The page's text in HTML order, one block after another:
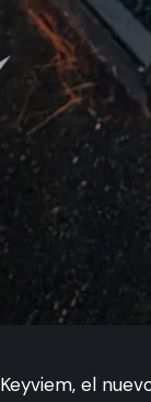
Keyviem, el